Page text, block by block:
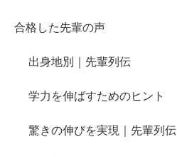
合格した先輩の声
出身地別｜先輩列伝
学力を伸ばすためのヒント
驚きの伸びを実現｜先輩列伝